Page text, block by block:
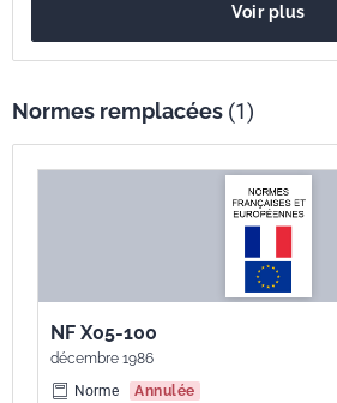
Voir plus
Normes remplacées (1)
NF X05-100
décembre 1986
Norme
Annulée